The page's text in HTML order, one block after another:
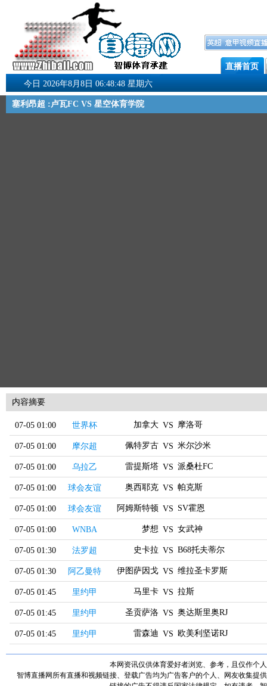
直播首页
今日 2026年8月8日 06:48:49 星期六
塞利昂超 :卢瓦FC VS 星空体育学院
内容摘要
07-05 01:00 世界杯 加拿大 VS 摩洛哥
07-05 01:00 摩尔超 佩特罗古 VS 米尔沙米
07-05 01:00 乌拉乙 雷提斯塔 VS 派桑杜FC
07-05 01:00 球会友谊 奥西耶克 VS 帕克斯
07-05 01:00 球会友谊 阿姆斯特顿 VS SV霍恩
07-05 01:00 WNBA 梦想 VS 女武神
07-05 01:30 法罗超 史卡拉 VS B68托夫蒂尔
07-05 01:30 阿乙曼特 伊图萨因戈 VS 维拉圣卡罗斯
07-05 01:45 里约甲 马里卡 VS 拉斯
07-05 01:45 里约甲 圣贡萨洛 VS 奥达斯里奥RJ
07-05 01:45 里约甲 雷森迪 VS 欧美利坚诺RJ
本网资讯仅供体育爱好者浏览、参考，且仅作个
智博直播网所有直播和视频链接、登载广告均为广告客户的个人、网友收集提